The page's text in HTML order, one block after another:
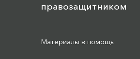
правозащитником
Материалы в помощь